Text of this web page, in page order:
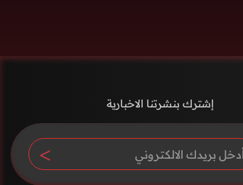
إشترك بنشرتنا الاخبارية